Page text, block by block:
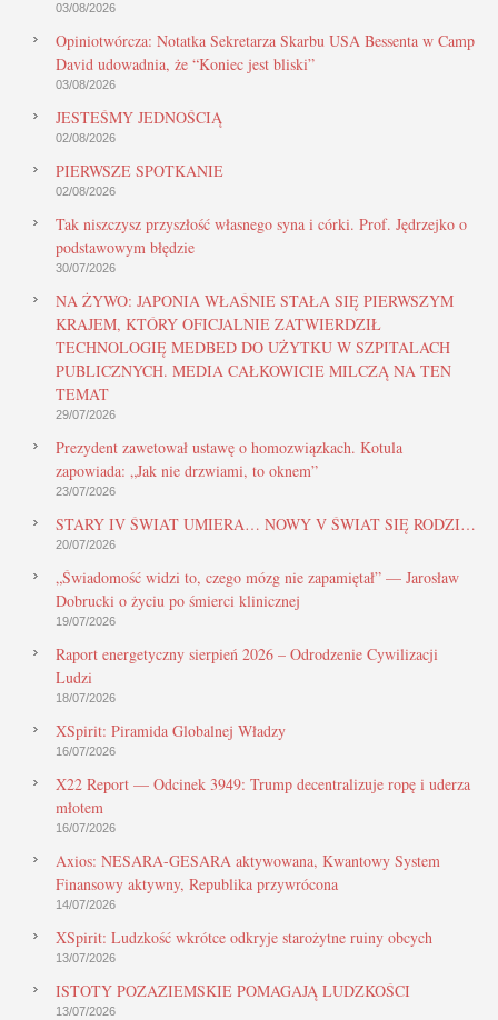
03/08/2026
Opiniotwórcza: Notatka Sekretarza Skarbu USA Bessenta w Camp
David udowadnia, że “Koniec jest bliski”
03/08/2026
JESTEŚMY JEDNOŚCIĄ
02/08/2026
PIERWSZE SPOTKANIE
02/08/2026
Tak niszczysz przyszłość własnego syna i córki. Prof. Jędrzejko o
podstawowym błędzie
30/07/2026
NA ŻYWO: JAPONIA WŁAŚNIE STAŁA SIĘ PIERWSZYM
KRAJEM, KTÓRY OFICJALNIE ZATWIERDZIŁ
TECHNOLOGIĘ MEDBED DO UŻYTKU W SZPITALACH
PUBLICZNYCH. MEDIA CAŁKOWICIE MILCZĄ NA TEN
TEMAT
29/07/2026
Prezydent zawetował ustawę o homozwiązkach. Kotula
zapowiada: „Jak nie drzwiami, to oknem”
23/07/2026
STARY IV ŚWIAT UMIERA… NOWY V ŚWIAT SIĘ RODZI…
20/07/2026
„Świadomość widzi to, czego mózg nie zapamiętał” — Jarosław
Dobrucki o życiu po śmierci klinicznej
19/07/2026
Raport energetyczny sierpień 2026 – Odrodzenie Cywilizacji
Ludzi
18/07/2026
XSpirit: Piramida Globalnej Władzy
16/07/2026
X22 Report — Odcinek 3949: Trump decentralizuje ropę i uderza
młotem
16/07/2026
Axios: NESARA-GESARA aktywowana, Kwantowy System
Finansowy aktywny, Republika przywrócona
14/07/2026
XSpirit: Ludzkość wkrótce odkryje starożytne ruiny obcych
13/07/2026
ISTOTY POZAZIEMSKIE POMAGAJĄ LUDZKOŚCI
13/07/2026